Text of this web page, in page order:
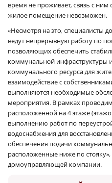
время не проживает, связь с ним
жилое помещение невозможен.
«Несмотря на это, специалисты
ведут непрерывную работу по
позволяющих обеспечить
коммунальной инфраструктуры
коммунального ресурса для
взаимодействие с
выполняются необходимые
мероприятия. В рамках
расположенной на 4 этаже
выполнению работ по
водоснабжения для
обеспечения подачи
расположенные ниже по
домоуправляющей компании.